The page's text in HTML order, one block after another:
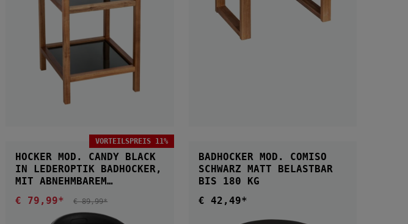
IN DEN WARENKORB
VORTEILSPREIS 11%
HOCKER MOD. CANDY BLACK
IN LEDEROPTIK BADHOCKER,
MIT ABNEHMBAREM
Verkaufspreis:
€ 79,99* REGULÄRER PREIS:
€ 89,99*
BADHOCKER MOD. COMISO
SCHWARZ MATT BELASTBAR
BIS 180 KG
Regulärer Preis:
€ 42,49*